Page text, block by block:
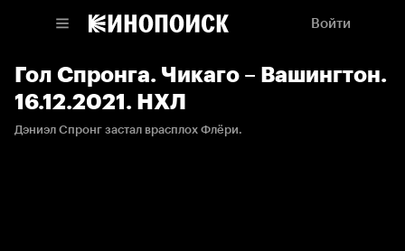
Войти
Гол Спронга. Чикаго – Вашингтон.
16.12.2021. НХЛ
Дэниэл Спронг застал врасплох Флёри.